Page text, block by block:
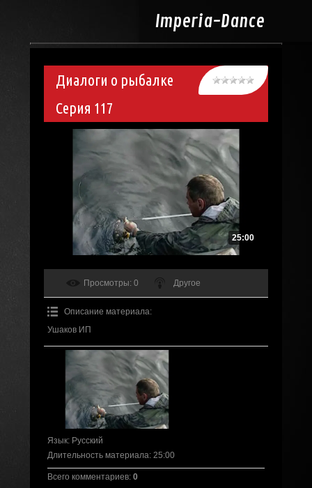
Imperia-Dance
Диалоги о рыбалке
Серия 117
25:00
Просмотры: 0 Другое
Описание материала:
Ушаков ИП
Язык: Русский
Длительность материала: 25:00
Всего комментариев: 0